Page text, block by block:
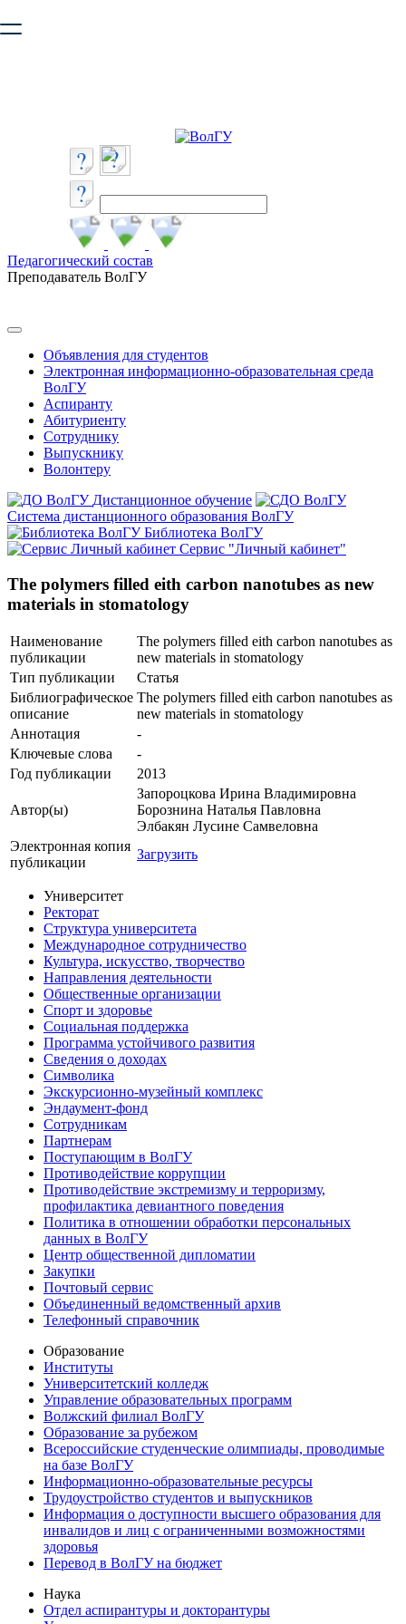
безопасную работу с сайтом. Пожалуйста
Педагогический состав
Преподаватель ВолГУ
Объявления для студентов
Электронная информационно-образовательная среда
ВолГУ
Аспиранту
Абитуриенту
Сотруднику
Выпускнику
Волонтеру
Дистанционное обучение
Система дистанционного образования ВолГУ
Библиотека ВолГУ
Сервис "Личный кабинет"
The polymers filled eith carbon nanotubes as new
materials in stomatology
Наименование
публикации
The polymers filled eith carbon nanotubes as
new materials in stomatology
Тип публикации
Статья
Библиографическое
описание
The polymers filled eith carbon nanotubes as
new materials in stomatology
Аннотация
-
Ключевые cлова
-
Год публикации
2013
Автор(ы)
Запороцкова Ирина Владимировна
Борознина Наталья Павловна
Элбакян Лусине Самвеловна
Электронная копия
публикации
Загрузить
Университет
Ректорат
Структура университета
Международное сотрудничество
Культура, искусство, творчество
Направления деятельности
Общественные организации
Спорт и здоровье
Социальная поддержка
Программа устойчивого развития
Сведения о доходах
Символика
Экскурсионно-музейный комплекс
Эндаумент-фонд
Сотрудникам
Партнерам
Поступающим в ВолГУ
Противодействие коррупции
Противодействие экстремизму и терроризму,
профилактика девиантного поведения
Политика в отношении обработки персональных
данных в ВолГУ
Центр общественной дипломатии
Закупки
Почтовый сервис
Объединенный ведомственный архив
Телефонный справочник
Образование
Институты
Университетский колледж
Управление образовательных программ
Волжский филиал ВолГУ
Образование за рубежом
Всероссийские студенческие олимпиады, проводимые
на базе ВолГУ
Информационно-образовательные ресурсы
Трудоустройство студентов и выпускников
Информация о доступности высшего образования для
инвалидов и лиц с ограниченными возможностями
здоровья
Перевод в ВолГУ на бюджет
Наука
Отдел аспирантуры и докторантуры